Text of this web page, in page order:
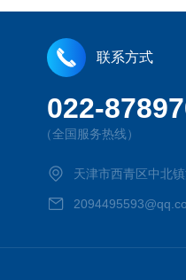
联系方式
022-
（全国服务热线）
天津市西青区中北